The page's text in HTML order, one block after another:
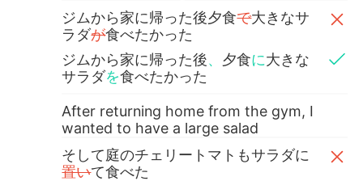
ジムから家に帰った後夕食で大きなサ
ラダが食べたかった
ジムから家に帰った後、 夕食に大きな
サラダを食べたかった
After returning home from the gym, I
wanted to have a large salad
そして庭のチェリートマトもサラダに
置いて食べた